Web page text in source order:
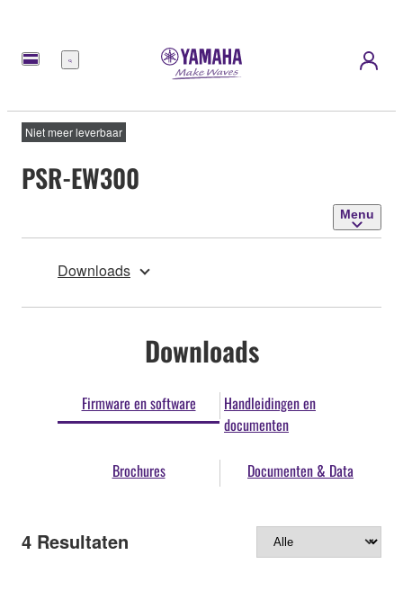
Menu
Niet meer leverbaar
PSR-EW300
Menu
Downloads
Downloads
Firmware en software
Handleidingen en
documenten
Brochures Documenten & Data
4 Resultaten